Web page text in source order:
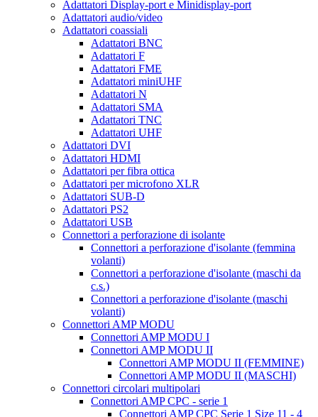
Adattatori Display-port e Minidisplay-port
Adattatori audio/video
Adattatori coassiali
Adattatori BNC
Adattatori F
Adattatori FME
Adattatori miniUHF
Adattatori N
Adattatori SMA
Adattatori TNC
Adattatori UHF
Adattatori DVI
Adattatori HDMI
Adattatori per fibra ottica
Adattatori per microfono XLR
Adattatori SUB-D
Adattatori PS2
Adattatori USB
Connettori a perforazione di isolante
Connettori a perforazione d'isolante (femmina
volanti)
Connettori a perforazione d'isolante (maschi da
c.s.)
Connettori a perforazione d'isolante (maschi
volanti)
Connettori AMP MODU
Connettori AMP MODU I
Connettori AMP MODU II
Connettori AMP MODU II (FEMMINE)
Connettori AMP MODU II (MASCHI)
Connettori circolari multipolari
Connettori AMP CPC - serie 1
Connettori AMP CPC Serie 1 Size 11 - 4